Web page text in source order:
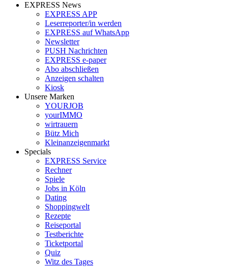
EXPRESS News
EXPRESS APP
Leserreporter/in werden
EXPRESS auf WhatsApp
Newsletter
PUSH Nachrichten
EXPRESS e-paper
Abo abschließen
Anzeigen schalten
Kiosk
Unsere Marken
YOURJOB
yourIMMO
wirtrauern
Bütz Mich
Kleinanzeigenmarkt
Specials
EXPRESS Service
Rechner
Spiele
Jobs in Köln
Dating
Shoppingwelt
Rezepte
Reiseportal
Testberichte
Ticketportal
Quiz
Witz des Tages